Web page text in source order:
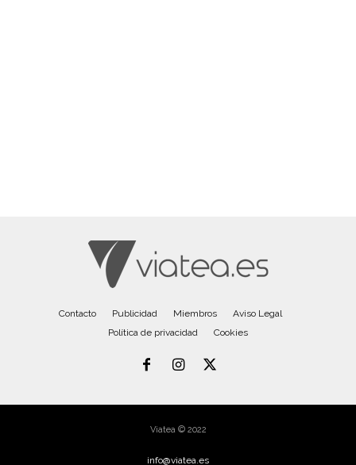
Contacto Publicidad Miembros
Aviso Legal
Política de privacidad
Cookies
Viatea © 2022
info@viatea.es